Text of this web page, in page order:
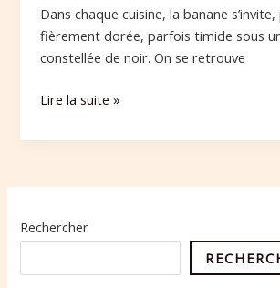
Dans chaque cuisine, la banane
fièrement dorée, parfois timide sous
constellée de noir. On se retrouve
Lire la suite »
Rechercher